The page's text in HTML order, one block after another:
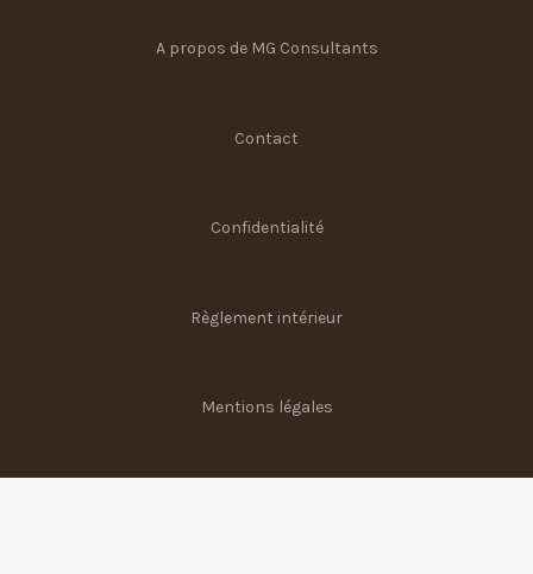
A propos de MG Consultants
Contact
Confidentialité
Règlement intérieur
Mentions légales